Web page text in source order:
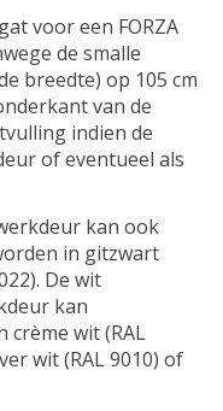
voor een FORZA
de smalle
breedte) op 105 cm
van de
indien de
of eventueel als
kan ook
in gitzwart
De wit
kan
wit (RAL
wit (RAL 9010) of